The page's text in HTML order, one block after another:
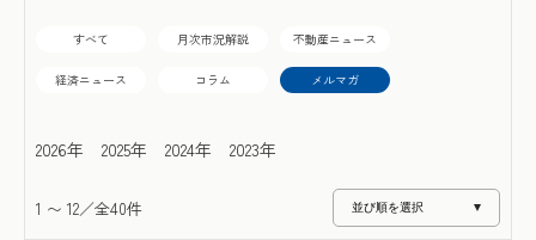
すべて 月次市況解説 不動産ニュース
経済ニュース コラム メルマガ
2026年 2025年 2024年 2023年
1 〜 12／全40件